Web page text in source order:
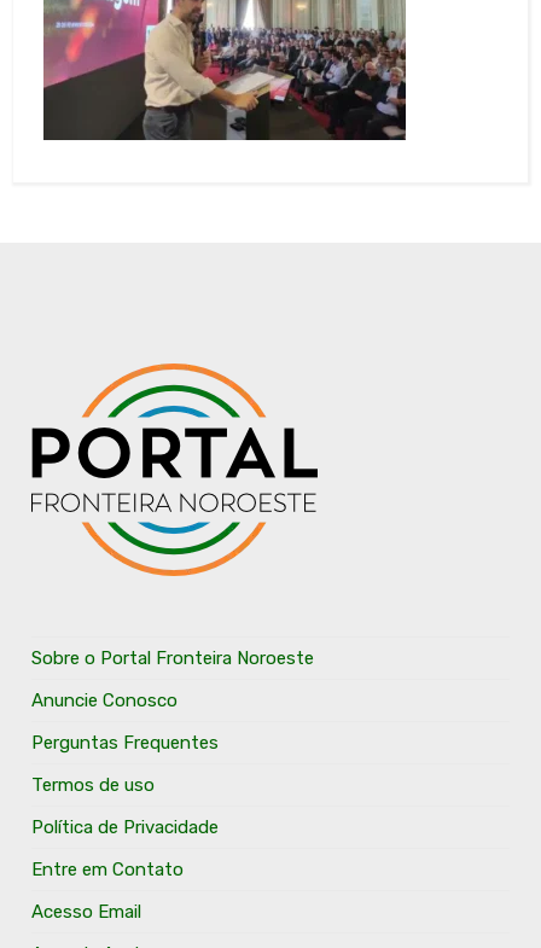
Sobre o Portal Fronteira Noroeste
Anuncie Conosco
Perguntas Frequentes
Termos de uso
Política de Privacidade
Entre em Contato
Acesso Email